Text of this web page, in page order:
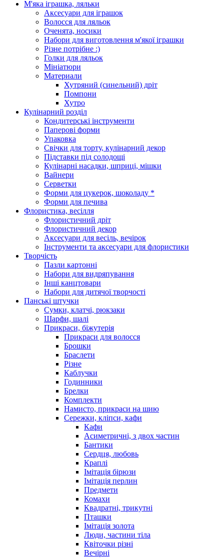
М'яка іграшка, ляльки
Аксесуари для іграшок
Волосся для ляльок
Оченята, носики
Набори для виготовлення м'якої іграшки
Різне потрібне :)
Голки для ляльок
Мініатюри
Материали
Хутряний (синельний) дріт
Помпони
Хутро
Кулінарний розділ
Кондитерські інструменти
Паперові форми
Упаковка
Свічки для торту, кулінарний декор
Підставки під солодощі
Кулінарні насадки, шприці, мішки
Вайнери
Серветки
Форми для цукерок, шоколаду *
Форми для печива
Флористика, весілля
Флористичний дріт
Флористичний декор
Аксесуари для весіль, вечірок
Інструменти та аксесуари для флористики
Творчість
Пазли картонні
Набори для видряпування
Інші канцтовари
Набори для дитячої творчості
Панські штучки
Сумки, клатчі, рюкзаки
Шарфи, шалі
Прикраси, біжутерія
Прикраси для волосся
Брошки
Браслети
Різне
Каблучки
Годинники
Брелки
Комплекти
Намисто, прикраси на шию
Сережки, кліпси, кафи
Кафи
Асиметричні, з двох частин
Бантики
Сердця, любовь
Краплі
Імітація бірюзи
Імітація перлин
Предмети
Комахи
Квадратні, трикутні
Пташки
Імітація золота
Люди, частини тіла
Квіточки різні
Вечірні